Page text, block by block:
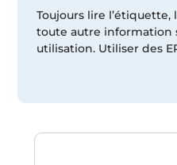
Toujours lire
toute autre information
utilisation. Utiliser des